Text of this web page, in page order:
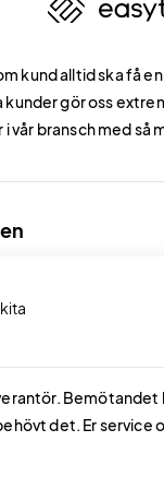
kund alltid ska få
gör oss
vår bransch med så
det. Er